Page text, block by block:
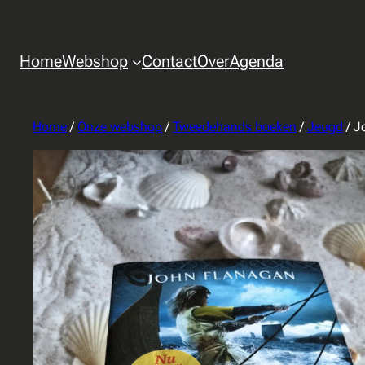
HomeWebshop ContactOverAgenda
Home / Onze webshop / Tweedehands boeken / Jeugd /